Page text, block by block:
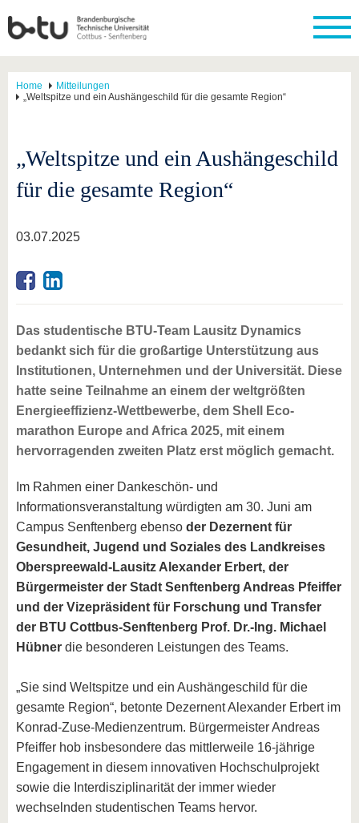
Home
Mitteilungen
„Weltspitze und ein Aushängeschild für die gesamte Region“
„Weltspitze und ein Aushängeschild
für die gesamte Region“
03.07.2025
Das studentische BTU-Team Lausitz Dynamics
bedankt sich für die großartige Unterstützung aus
Institutionen, Unternehmen und der Universität. Diese
hatte seine Teilnahme an einem der weltgrößten
Energieeffizienz-Wettbewerbe, dem Shell Eco-
marathon Europe and Africa 2025, mit einem
hervorragenden zweiten Platz erst möglich gemacht.
Im Rahmen einer Dankeschön- und
Informationsveranstaltung würdigten am 30. Juni am
Campus Senftenberg ebenso der Dezernent für
Gesundheit, Jugend und Soziales des Landkreises
Oberspreewald-Lausitz Alexander Erbert, der
Bürgermeister der Stadt Senftenberg Andreas Pfeiffer
und der Vizepräsident für Forschung und Transfer
der BTU Cottbus-Senftenberg Prof. Dr.-Ing. Michael
Hübner die besonderen Leistungen des Teams.
„Sie sind Weltspitze und ein Aushängeschild für die
gesamte Region“, betonte Dezernent Alexander Erbert im
Konrad-Zuse-Medienzentrum. Bürgermeister Andreas
Pfeiffer hob insbesondere das mittlerweile 16-jährige
Engagement in diesem innovativen Hochschulprojekt
sowie die Interdisziplinarität der immer wieder
wechselnden studentischen Teams hervor.